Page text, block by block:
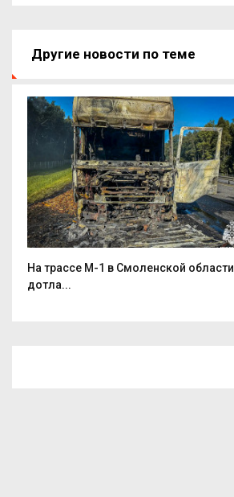
Другие новости по теме
На трассе М-1 в Смоленской области
дотла...